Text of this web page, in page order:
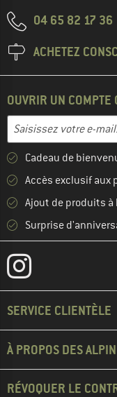
04 65 82 17 36
ACHETEZ
OUVRIR UN COMPTE
Adresse e-mail
Entrez votre adresse
Cadeau de
Accès exclusif aux
Ajout de produits
Surprise
SERVICE CLIENTÈLE
À PROPOS DES
RÉVOQUER LE